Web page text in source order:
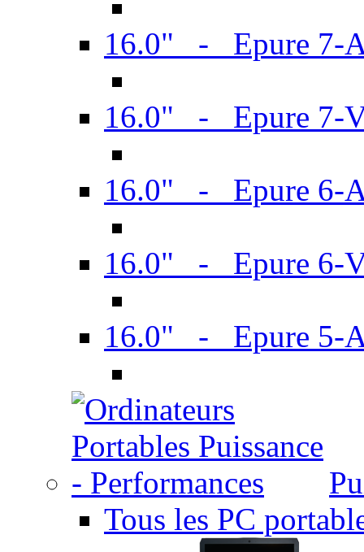
16.0" - Epure 7-
16.0" - Epure 7-
16.0" - Epure 6-
16.0" - Epure 6-
16.0" - Epure 5-
Tous les PC